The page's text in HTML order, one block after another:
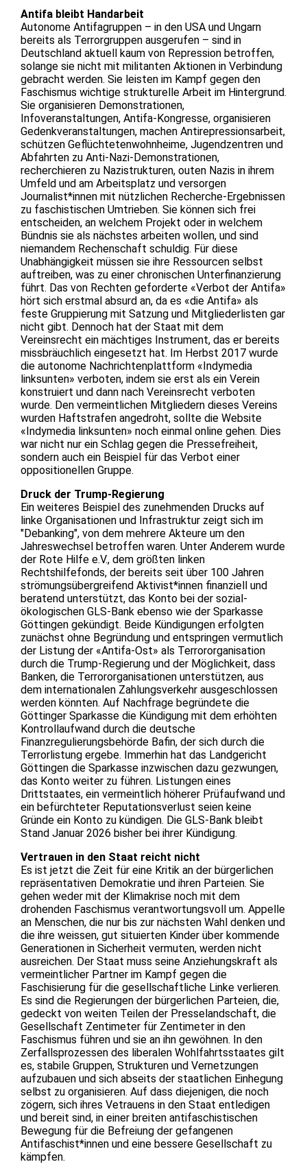
Antifa bleibt Handarbeit
Autonome Antifagruppen – in den USA und Ungarn
bereits als Terrorgruppen ausgerufen – sind in
Deutschland aktuell kaum von Repression betroffen,
solange sie nicht mit militanten Aktionen in Verbindung
gebracht werden. Sie leisten im Kampf gegen den
Faschismus wichtige strukturelle Arbeit im Hintergrund.
Sie organisieren Demonstrationen,
Infoveranstaltungen, Antifa-Kongresse, organisieren
Gedenkveranstaltungen, machen Antirepressionsarbeit,
schützen Geflüchtetenwohnheime, Jugendzentren und
Abfahrten zu Anti-Nazi-Demonstrationen,
recherchieren zu Nazistrukturen, outen Nazis in ihrem
Umfeld und am Arbeitsplatz und versorgen
Journalist*innen mit nützlichen Recherche-Ergebnissen
zu faschistischen Umtrieben. Sie können sich frei
entscheiden, an welchem Projekt oder in welchem
Bündnis sie als nächstes arbeiten wollen, und sind
niemandem Rechenschaft schuldig. Für diese
Unabhängigkeit müssen sie ihre Ressourcen selbst
auftreiben, was zu einer chronischen Unterfinanzierung
führt. Das von Rechten geforderte «Verbot der Antifa»
hört sich erstmal absurd an, da es «die Antifa» als
feste Gruppierung mit Satzung und Mitgliederlisten gar
nicht gibt. Dennoch hat der Staat mit dem
Vereinsrecht ein mächtiges Instrument, das er bereits
missbräuchlich eingesetzt hat. Im Herbst 2017 wurde
die autonome Nachrichtenplattform «Indymedia
linksunten» verboten, indem sie erst als ein Verein
konstruiert und dann nach Vereinsrecht verboten
wurde. Den vermeintlichen Mitgliedern dieses Vereins
wurden Haftstrafen angedroht, sollte die Website
«Indymedia linksunten» noch einmal online gehen. Dies
war nicht nur ein Schlag gegen die Pressefreiheit,
sondern auch ein Beispiel für das Verbot einer
oppositionellen Gruppe.
Druck der Trump-Regierung
Ein weiteres Beispiel des zunehmenden Drucks auf
linke Organisationen und Infrastruktur zeigt sich im
"Debanking", von dem mehrere Akteure um den
Jahreswechsel betroffen waren. Unter Anderem wurde
der Rote Hilfe e.V., dem größten linken
Rechtshilfefonds, der bereits seit über 100 Jahren
strömungsübergreifend Aktivist*innen finanziell und
beratend unterstützt, das Konto bei der sozial-
ökologischen GLS-Bank ebenso wie der Sparkasse
Göttingen gekündigt. Beide Kündigungen erfolgten
zunächst ohne Begründung und entspringen vermutlich
der Listung der «Antifa-Ost» als Terrororganisation
durch die Trump-Regierung und der Möglichkeit, dass
Banken, die Terrororganisationen unterstützen, aus
dem internationalen Zahlungsverkehr ausgeschlossen
werden könnten. Auf Nachfrage begründete die
Göttinger Sparkasse die Kündigung mit dem erhöhten
Kontrollaufwand durch die deutsche
Finanzregulierungsbehörde Bafin, der sich durch die
Terrorlistung ergebe. Immerhin hat das Landgericht
Göttingen die Sparkasse inzwischen dazu gezwungen,
das Konto weiter zu führen. Listungen eines
Drittstaates, ein vermeintlich höherer Prüfaufwand und
ein befürchteter Reputationsverlust seien keine
Gründe ein Konto zu kündigen. Die GLS-Bank bleibt
Stand Januar 2026 bisher bei ihrer Kündigung.
Vertrauen in den Staat reicht nicht
Es ist jetzt die Zeit für eine Kritik an der bürgerlichen
repräsentativen Demokratie und ihren Parteien. Sie
gehen weder mit der Klimakrise noch mit dem
drohenden Faschismus verantwortungsvoll um. Appelle
an Menschen, die nur bis zur nächsten Wahl denken und
die ihre weissen, gut situierten Kinder über kommende
Generationen in Sicherheit vermuten, werden nicht
ausreichen. Der Staat muss seine Anziehungskraft als
vermeintlicher Partner im Kampf gegen die
Faschisierung für die gesellschaftliche Linke verlieren.
Es sind die Regierungen der bürgerlichen Parteien, die,
gedeckt von weiten Teilen der Presselandschaft, die
Gesellschaft Zentimeter für Zentimeter in den
Faschismus führen und sie an ihn gewöhnen. In den
Zerfallsprozessen des liberalen Wohlfahrtsstaates gilt
es, stabile Gruppen, Strukturen und Vernetzungen
aufzubauen und sich abseits der staatlichen Einhegung
selbst zu organisieren. Auf dass diejenigen, die noch
zögern, sich ihres Vetrauens in den Staat entledigen
und bereit sind, in einer breiten antifaschistischen
Bewegung für die Befreiung der gefangenen
Antifaschist*innen und eine bessere Gesellschaft zu
kämpfen.